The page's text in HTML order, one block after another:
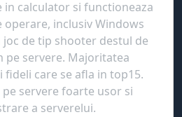
calculator si functioneaza
operare, inclusiv Windows
joc de tip shooter destul de
pe servere. Majoritatea
care se afla in top15.
servere foarte usor si
a serverelui.